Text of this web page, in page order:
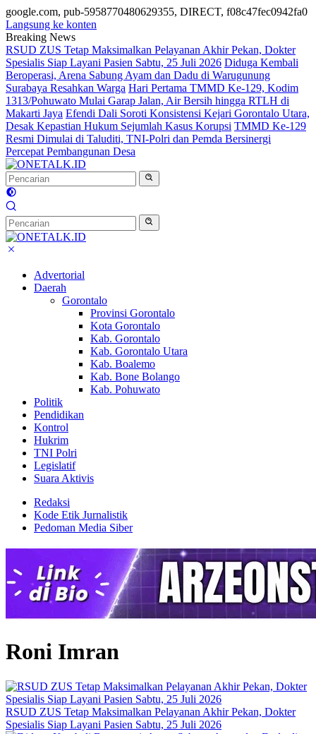
google.com, pub-5958770480629355, DIRECT, f08c47fec0942fa0
Langsung ke konten
Breaking News
RSUD ZUS Tetap Maksimalkan Pelayanan Akhir Pekan, Dokter
Spesialis Siap Layani Pasien Sabtu, 25 Juli 2026 Diduga Kembali
Beroperasi, Arena Sabung Ayam dan Dadu di Warugunung
Surabaya Resahkan Warga Hari Pertama TMMD Ke-129, Kodim
1313/Pohuwato Mulai Garap Jalan, Air Bersih hingga RTLH di
Makarti Jaya Efendi Dali Soroti Konsistensi Kejari Gorontalo Utara,
Desak Kepastian Hukum Sejumlah Kasus Korupsi TMMD Ke-129
Resmi Dimulai di Taluditi, TNI-Polri dan Pemda Bersinergi
Percepat Pembangunan Desa
Advertorial
Daerah
Gorontalo
Provinsi Gorontalo
Kota Gorontalo
Kab. Gorontalo
Kab. Gorontalo Utara
Kab. Boalemo
Kab. Bone Bolango
Kab. Pohuwato
Politik
Pendidikan
Kontrol
Hukrim
TNI Polri
Legislatif
Suara Aktivis
Redaksi
Kode Etik Jurnalistik
Pedoman Media Siber
Roni Imran
RSUD ZUS Tetap Maksimalkan Pelayanan Akhir Pekan, Dokter
Spesialis Siap Layani Pasien Sabtu, 25 Juli 2026